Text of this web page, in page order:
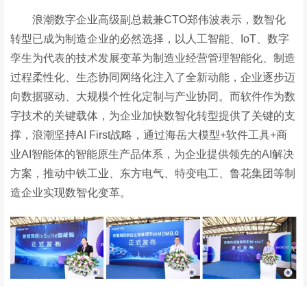
浪潮数字企业高级副总裁兼CTO郑伟波表示，数智化
转型已成为制造企业的必然选择，以人工智能、IoT、数字
孪生为代表的技术发展变革为制造业经营管理智能化、制造
过程柔性化、生态协同网络化注入了全新动能，企业逐步迈
向数据驱动、大规模个性化定制与产业协同。而软件作为数
字技术的关键载体，为企业加快数智化转型提供了关键的支
撑，浪潮坚持AI First战略，通过海岳大模型+软件工具+商
业AI智能体的智能原生产品体系，为企业提供领先的AI解决
方案，推动中铁工业、东方电气、特变电工、鲁花集团等制
造企业实现数智化变革。